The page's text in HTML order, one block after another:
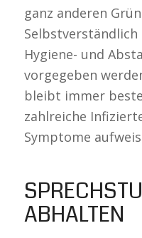
ganz anderen
Hygiene- und
vorgegeben
bleibt immer
zahlreiche
Symptome
ABHALTEN